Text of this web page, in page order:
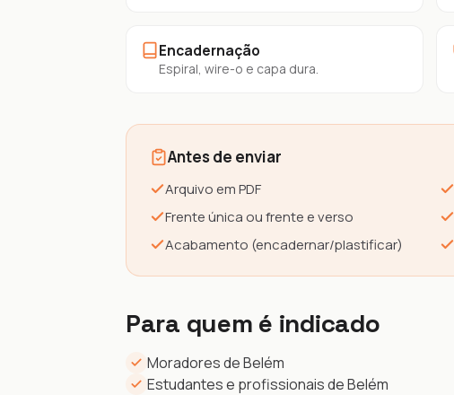
Encadernação
Espiral, wire-o e capa dura.
Antes de enviar
Arquivo em PDF
Frente única ou frente e verso
Acabamento (encadernar/plastificar)
Para quem é indicado
Moradores de Belém
Estudantes e profissionais de Belém